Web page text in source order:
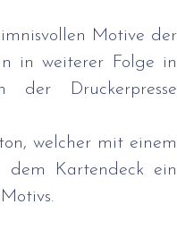
in weiterer Folge in
der Druckerpresse
welcher mit einem
dem Kartendeck ein